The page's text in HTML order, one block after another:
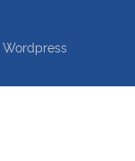
Wordpress